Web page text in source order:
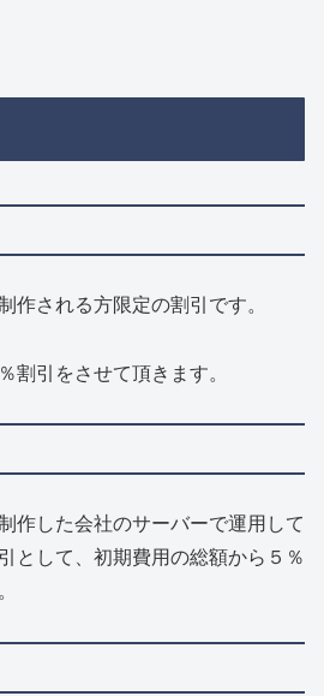
作される方限定の割引です。
割引をさせて頂きます。
作した会社のサーバーで運用して
として、初期費用の総額から５％